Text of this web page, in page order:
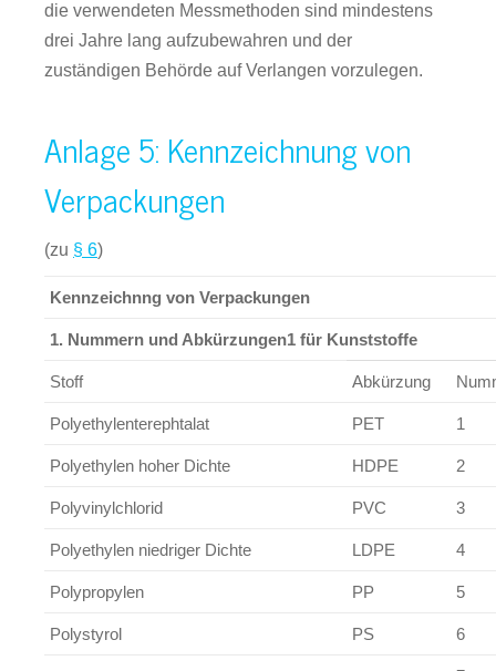
die verwendeten Messmethoden sind mindestens
drei Jahre lang aufzubewahren und der
zuständigen Behörde auf Verlangen vorzulegen.
Anlage 5: Kennzeichnung von
Verpackungen
(zu § 6)
Kennzeichnng von Verpackungen
1. Nummern und Abkürzungen1 für Kunststoffe
Stoff Abkürzung
Polyethylenterephtalat PET 1
Polyethylen hoher Dichte HDPE 2
Polyvinylchlorid PVC 3
Polyethylen niedriger Dichte LDPE 4
Polypropylen PP 5
Polystyrol PS 6